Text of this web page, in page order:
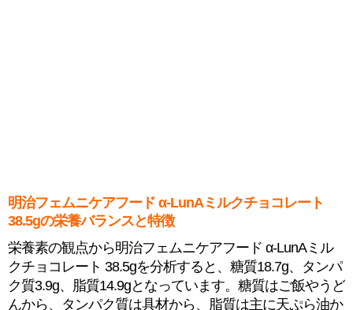
明治フェムニケアフード α-LunAミルクチョコレート
38.5gの栄養バランスと特徴
栄養素の観点から明治フェムニケアフード α-LunAミル
クチョコレート 38.5gを分析すると、糖質18.7g、タンパ
ク質3.9g、脂質14.9gとなっています。糖質はご飯やうど
んから、タンパク質は具材から、脂質は主に天ぷら油か